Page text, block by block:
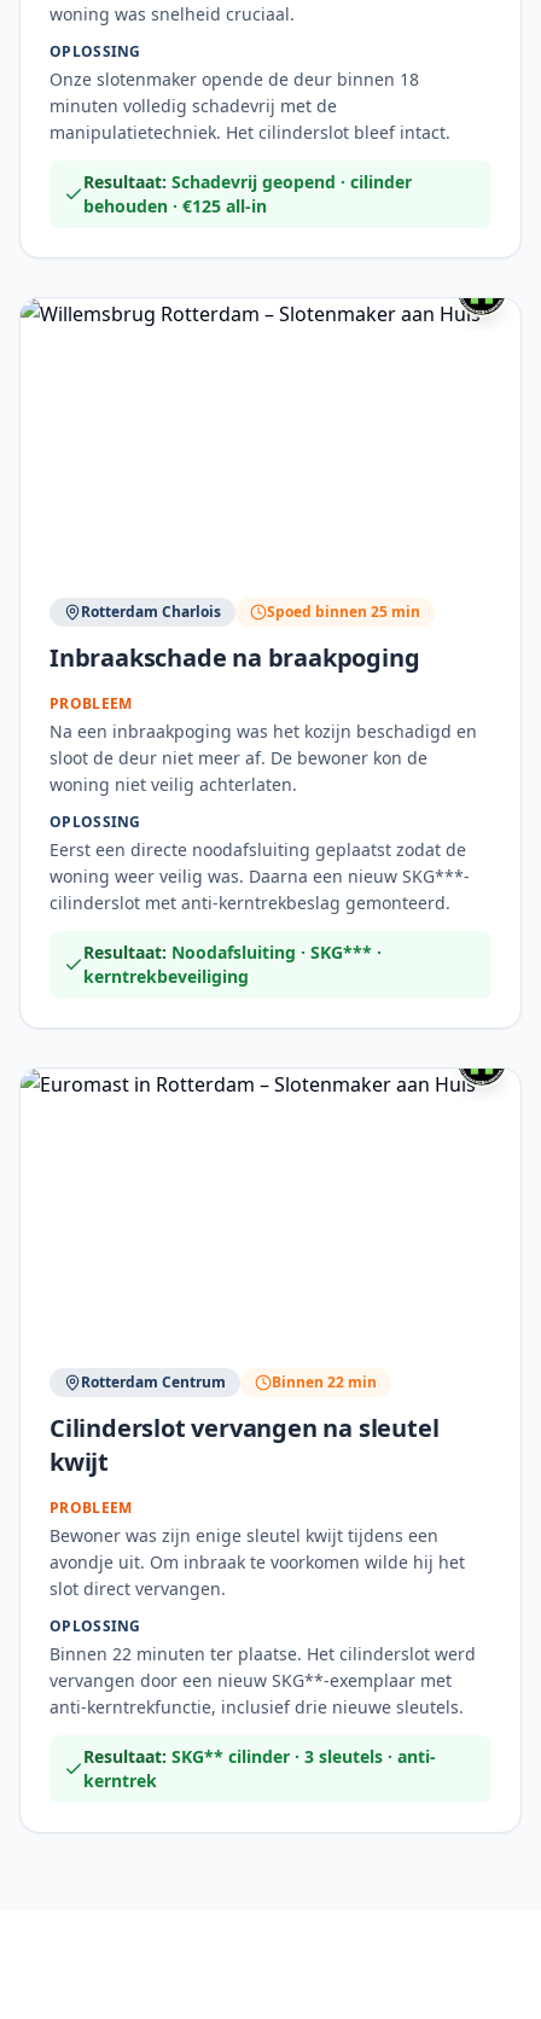
woning was snelheid cruciaal.
OPLOSSING
Onze slotenmaker opende de deur binnen 18
minuten volledig schadevrij met de
manipulatietechniek. Het cilinderslot bleef intact.
Resultaat: Schadevrij geopend · cilinder
behouden · €125 all-in
Rotterdam Charlois Spoed binnen 25 min
Inbraakschade na braakpoging
PROBLEEM
Na een inbraakpoging was het kozijn beschadigd en
sloot de deur niet meer af. De bewoner kon de
woning niet veilig achterlaten.
OPLOSSING
Eerst een directe noodafsluiting geplaatst zodat de
woning weer veilig was. Daarna een nieuw SKG***-
cilinderslot met anti-kerntrekbeslag gemonteerd.
Resultaat: Noodafsluiting · SKG*** ·
kerntrekbeveiliging
Rotterdam Centrum Binnen 22 min
Cilinderslot vervangen na sleutel
kwijt
PROBLEEM
Bewoner was zijn enige sleutel kwijt tijdens een
avondje uit. Om inbraak te voorkomen wilde hij het
slot direct vervangen.
OPLOSSING
Binnen 22 minuten ter plaatse. Het cilinderslot werd
vervangen door een nieuw SKG**-exemplaar met
anti-kerntrekfunctie, inclusief drie nieuwe sleutels.
Resultaat: SKG** cilinder · 3 sleutels · anti-
kerntrek